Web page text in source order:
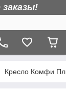
Кресло Комфи